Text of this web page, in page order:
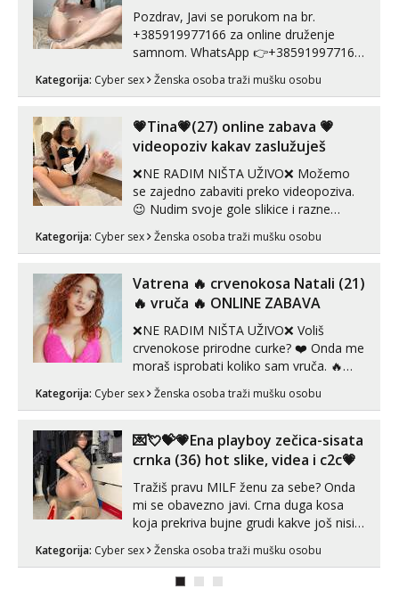
Pozdrav, Javi se porukom na br.
+385919977166 za online druženje
samnom. WhatsApp 👉+385919977166
Telegram 👉@enafriedrichkis Radim
videopozive s licem, solo i s partnerom,
kombinacije halteri, haljine, štikle,
samostojeće itd. Nudim svakakva videa
seksa, puš...
Kategorija: Cyber sex Ženska osoba traži mušku osobu
💗Tina💗(27) online zabava 💗
videopoziv kakav zaslužuješ
❌NE RADIM NIŠTA UŽIVO❌ Možemo
se zajedno zabaviti preko videopoziva.
😉 Nudim svoje gole slikice i razne
videouradke. 🤩 Za online zabavu pošalji
poruku na Whatsapp, Telegram ili Viber.
autentičnosti možeš me vidjeti na
videopozivu. 😉 S vama sam vec 5 ...
Kategorija: Cyber sex Ženska osoba traži mušku osobu
Vatrena ‎️‍🔥 crvenokosa Natali (21)
‎️‍🔥 vruča‎ ️‍🔥 ONLINE ZABAVA
❌NE RADIM NIŠTA UŽIVO❌ Voliš
crvenokose prirodne curke? ❤️ Onda me
moraš isprobati koliko sam vruča.‎ ️‍🔥
MLADA vražica koja ima 100%
prorodne grudi, 💦 Misli su mi uvijek
U mojoj raznolikoj ponudi možeš
pranaći nešto po svojoj mjeri. Sexi videa
s kolegica...
Kategorija: Cyber sex Ženska osoba traži mušku osobu
💌💘💝💗Ena playboy zečica-sisata
crnka (36) hot slike, videa i c2c💗
Tražiš pravu MILF ženu za sebe? Onda
mi se obavezno javi. Crna duga kosa
koja prekriva bujne grudi kakve još nisi
vidio, čista ŠESTICA! A usne? O usnama
bolje da ni ne pričam. Prave pune usne
koje će ti se urezati u pamćenje, jer
Kategorija: Cyber sex Ženska osoba traži mušku osobu